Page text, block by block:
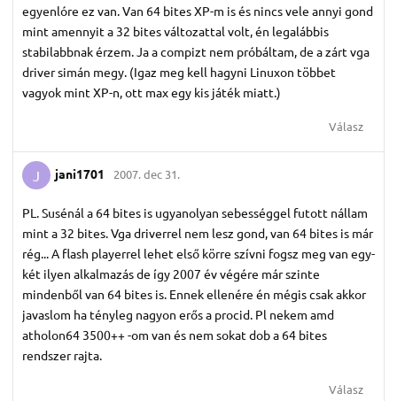
egyenlóre ez van. Van 64 bites XP-m is és nincs vele annyi gond
mint amennyit a 32 bites változattal volt, én legalábbis
stabilabbnak érzem. Ja a compizt nem próbáltam, de a zárt vga
driver simán megy. (Igaz meg kell hagyni Linuxon többet
vagyok mint XP-n, ott max egy kis játék miatt.)
Válasz
J jani1701 2007. dec 31.
PL. Susénál a 64 bites is ugyanolyan sebességgel futott nállam
mint a 32 bites. Vga driverrel nem lesz gond, van 64 bites is már
rég... A flash playerrel lehet első körre szívni fogsz meg van egy-
két ilyen alkalmazás de így 2007 év végére már szinte
mindenből van 64 bites is. Ennek ellenére én mégis csak akkor
javaslom ha tényleg nagyon erős a procid. Pl nekem amd
atholon64 3500++ -om van és nem sokat dob a 64 bites
rendszer rajta.
Válasz